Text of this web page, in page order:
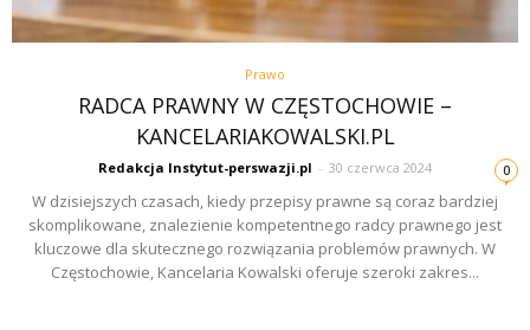
Prawo
RADCA PRAWNY W CZĘSTOCHOWIE –
KANCELARIAKOWALSKI.PL
Redakcja Instytut-perswazji.pl - 30 czerwca 2024 0
W dzisiejszych czasach, kiedy przepisy prawne są coraz bardziej
skomplikowane, znalezienie kompetentnego radcy prawnego jest
kluczowe dla skutecznego rozwiązania problemów prawnych. W
Częstochowie, Kancelaria Kowalski oferuje szeroki zakres...